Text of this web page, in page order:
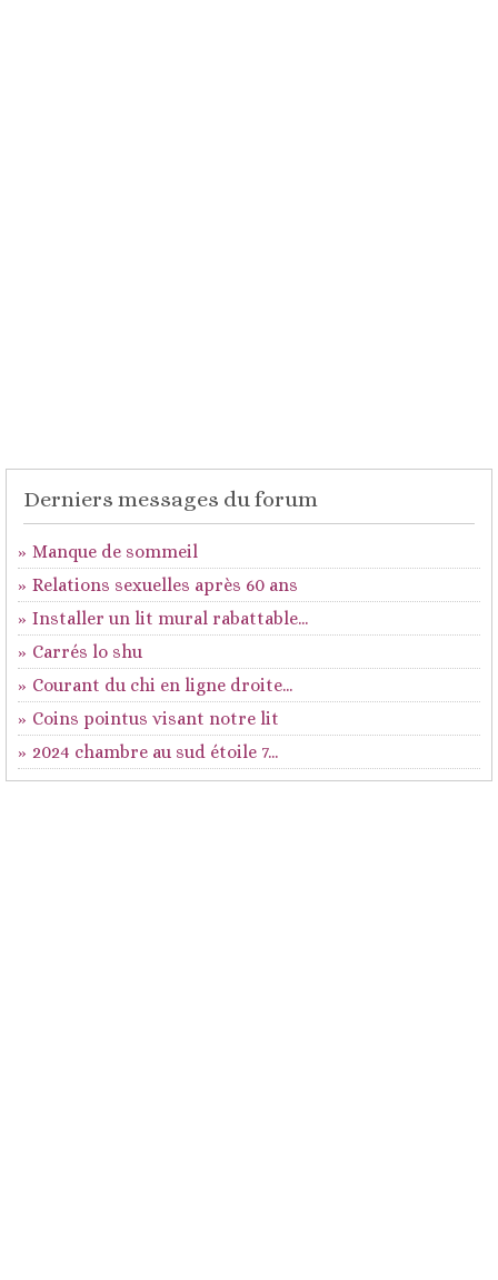
Derniers messages du forum
Manque de sommeil
Relations sexuelles après 60 ans
Installer un lit mural rabattable...
Carrés lo shu
Courant du chi en ligne droite...
Coins pointus visant notre lit
2024 chambre au sud étoile 7...